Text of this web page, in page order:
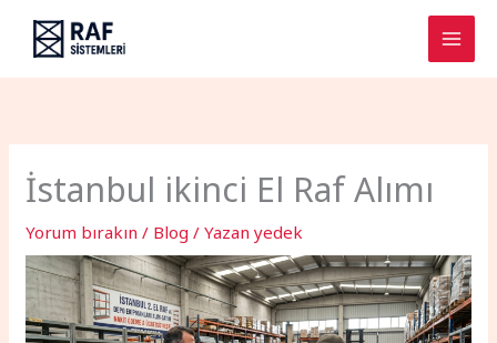
İstanbul ikinci El Raf Alımı
Yorum bırakın / Blog / Yazan yedek